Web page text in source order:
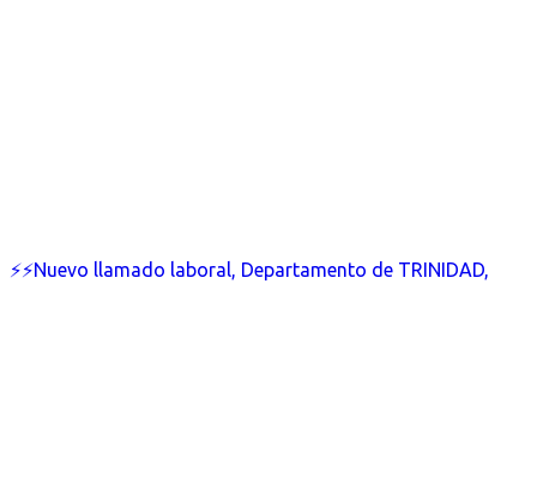
⚡⚡Nuevo llamado laboral, Departamento de TRINIDAD,